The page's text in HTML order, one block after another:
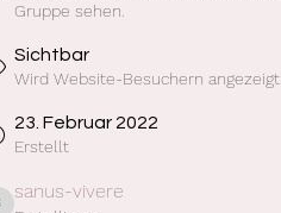
Gruppe sehen.
Sichtbar
Wird Website-Besuchern angezeigt.
23. Februar 2022
Erstellt
sanus-vivere